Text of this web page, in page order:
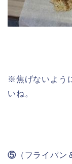
※焦げないよう
いね。
⑤（フライパン